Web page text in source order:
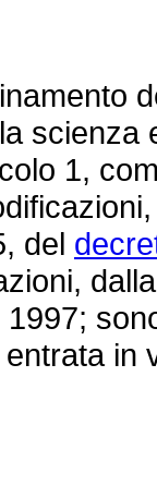
scienza
1,
del